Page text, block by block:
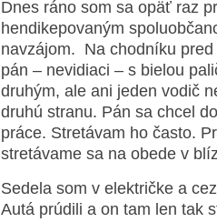
Dnes ráno som sa opäť raz
hendikepovaným
navzájom. Na chodníku
pán – nevidiaci – s bielou
druhým, ale ani jeden vodič
druhú stranu. Pán sa chcel
práce. Stretávam ho často.
stretávame sa na obede v
Sedela som v električke a
Autá prúdili a on tam len tak